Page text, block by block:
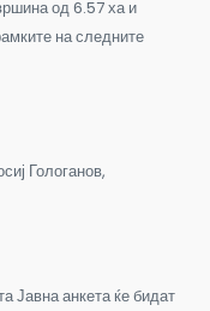
од 6.57 ха и
на следните
Гологанов,
Јавна анкета ќе бидат